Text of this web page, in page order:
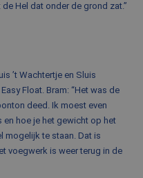
Hel dat onder de grond zat.”
’t Wachtertje en Sluis
Float. Bram: “Het was de
deed. Ik moest even
hoe je het gewicht op het
mogelijk te staan. Dat is
voegwerk is weer terug in de